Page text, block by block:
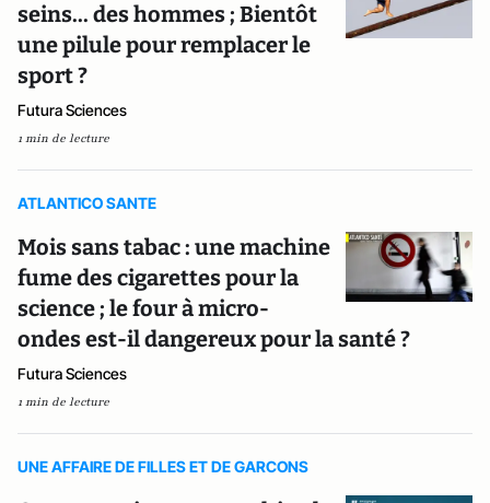
seins... des hommes ; Bientôt
une pilule pour remplacer le
sport ?
Futura Sciences
1 min de lecture
ATLANTICO SANTE
Mois sans tabac : une machine
fume des cigarettes pour la
science ; le four à micro-
ondes est-il dangereux pour la santé ?
Futura Sciences
1 min de lecture
UNE AFFAIRE DE FILLES ET DE GARCONS